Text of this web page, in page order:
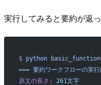
実行してみると要約が返っ
$ python
=== 要約ワークフローの実行
原文の長さ:
261文字